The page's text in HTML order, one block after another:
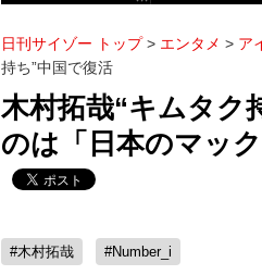
日刊サイゾー トップ> エンタメ > ア
持ち”中国で復活
木村拓哉“キムタク
のは「日本のマッ
#木村拓哉 #Number_i